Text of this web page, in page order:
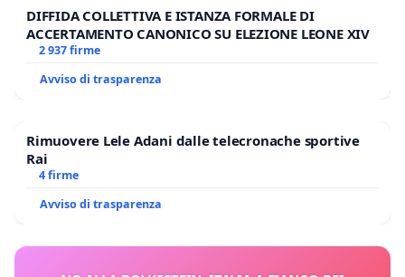
DIFFIDA COLLETTIVA E ISTANZA FORMALE DI
ACCERTAMENTO CANONICO SU ELEZIONE LEONE XIV
2 937 firme
Avviso di trasparenza
Rimuovere Lele Adani dalle telecronache sportive
Rai
4 firme
Avviso di trasparenza